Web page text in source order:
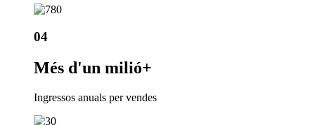
04
Més d'un milió+
Ingressos anuals per vendes